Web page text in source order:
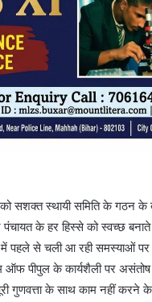
सशक्त स्थायी समिति के गठन के
के हर हिस्से को स्वच्छ
पहले से चली आ रही समस्याओं पर
पीपुल के कार्यशैली पर असंतोष
गुणवत्ता के साथ काम नहीं